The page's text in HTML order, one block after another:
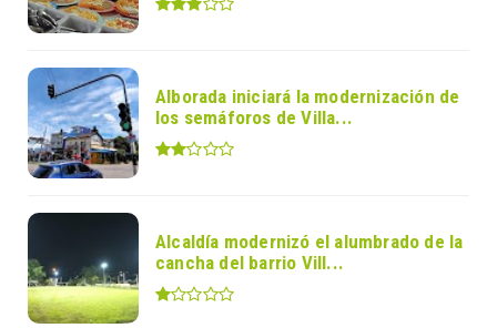
Alborada iniciará la modernización de
los semáforos de Villa...
Alcaldía modernizó el alumbrado de la
cancha del barrio Vill...